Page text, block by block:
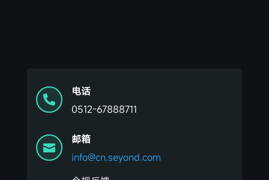

电话
0512-67888711

邮箱
info@cn.seyond.com